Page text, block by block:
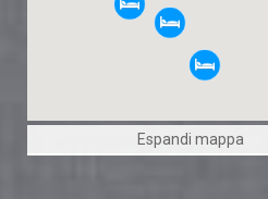
Espandi mappa